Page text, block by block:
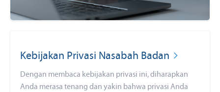
Kebijakan Privasi Nasabah Badan
Dengan membaca kebijakan privasi ini, diharapkan
Anda merasa tenang dan yakin bahwa privasi Anda